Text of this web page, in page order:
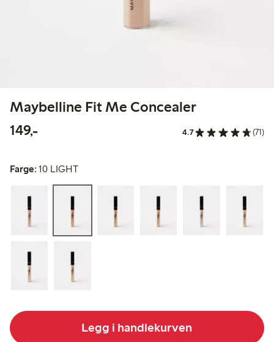
Maybelline Fit Me Concealer
149,-149,00 kr 4.7 (71)
Farge:10 LIGHT
Legg i handlekurven